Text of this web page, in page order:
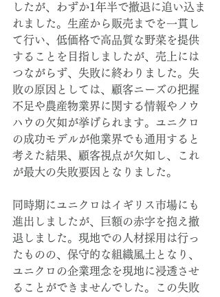
したが、わずか1年半で撤退に追い込ま
れました。生産から販売までを一貫し
て行い、低価格で高品質な野菜を提供
することを目指しましたが、売上には
つながらず、失敗に終わりました。失
敗の原因としては、顧客ニーズの把握
不足や農産物業界に関する情報やノウ
ハウの欠如が挙げられます。ユニクロ
の成功モデルが他業界でも通用すると
考えた結果、顧客視点が欠如し、これ
が最大の失敗要因となりました。
同時期にユニクロはイギリス市場にも
進出しましたが、巨額の赤字を抱え撤
退しました。現地での人材採用は行っ
たものの、保守的な組織風土となり、
ユニクロの企業理念を現地に浸透させ
ることができませんでした。この失敗